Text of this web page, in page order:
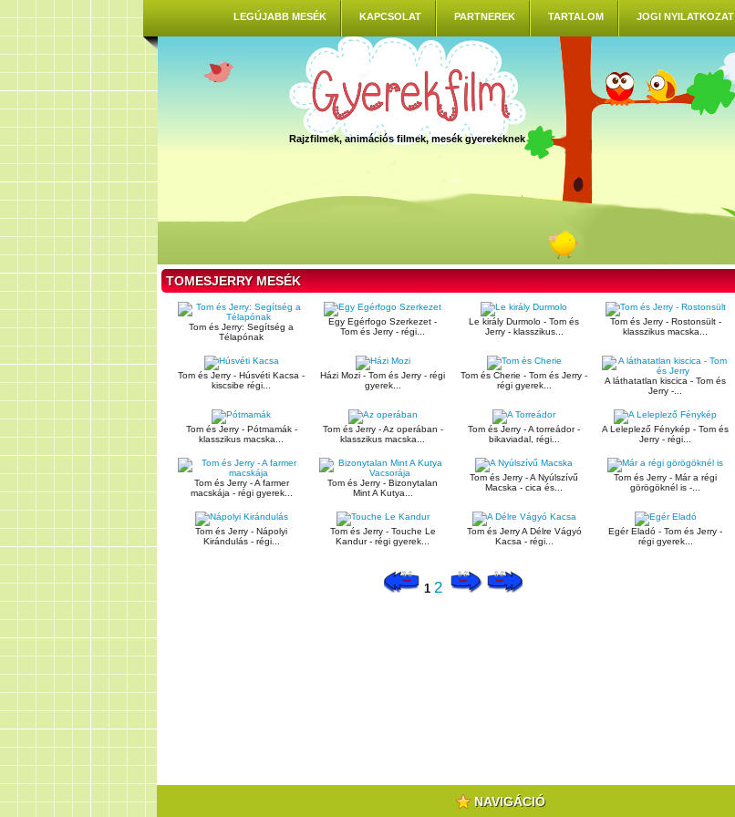
LEGÚJABB MESÉK KAPCSOLAT PARTNEREK TARTALOM JOGI NYILATKOZAT
Rajzfilmek, animációs filmek, mesék gyerekeknek
TOMESJERRY MESÉK
Tom és Jerry: Segítség a
Télapónak
Egy Egérfogo Szerkezet -
Tom és Jerry - régi...
Le király Durmolo - Tom és
Jerry - klasszikus...
Tom és Jerry - Rostonsült -
klasszikus macska...
Tom és Jerry - Húsvéti Kacsa -
kiscsibe régi...
Házi Mozi - Tom és Jerry - régi
gyerek...
Tom és Cherie - Tom és Jerry -
régi gyerek...
A láthatatlan kiscica - Tom és
Jerry -...
Tom és Jerry - Pótmamák -
klasszikus macska...
Tom és Jerry - Az operában -
klasszikus macska...
Tom és Jerry - A torreádor -
bikaviadal, régi...
A Leleplező Fénykép - Tom és
Jerry - régi...
Tom és Jerry - A farmer
macskája - régi gyerek...
Tom és Jerry - Bizonytalan
Mint A Kutya...
Tom és Jerry - A Nyúlszívű
Macska - cica és...
Tom és Jerry - Már a régi
görögöknél is -...
Tom és Jerry - Nápolyi
Kirándulás - régi...
Tom és Jerry - Touche Le
Kandur - régi gyerek...
Tom és Jerry A Délre Vágyó
Kacsa - régi...
Egér Eladó - Tom és Jerry -
régi gyerek...
1 2
NAVIGÁCIÓ